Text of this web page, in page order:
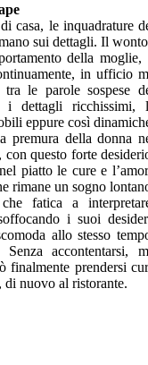
casa, le inquadrature
sui dettagli. Il
della moglie,
in ufficio
le parole sospese
dettagli ricchissimi,
eppure così
premura della donna
questo forte
piatto le cure e
rimane un sogno
fatica a
i suoi
allo stesso
accontentarsi,
finalmente prendersi
di nuovo al ristorante.